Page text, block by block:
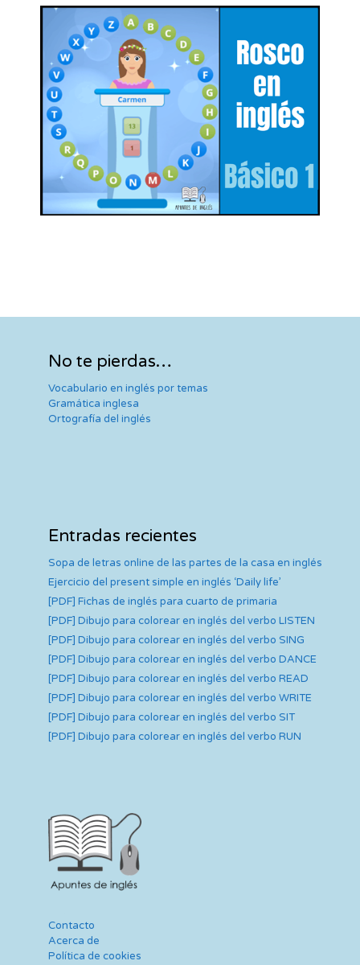
No te pierdas…
Vocabulario en inglés por temas
Gramática inglesa
Ortografía del inglés
Entradas recientes
Sopa de letras online de las partes de la casa en inglés
Ejercicio del present simple en inglés ‘Daily life’
[PDF] Fichas de inglés para cuarto de primaria
[PDF] Dibujo para colorear en inglés del verbo LISTEN
[PDF] Dibujo para colorear en inglés del verbo SING
[PDF] Dibujo para colorear en inglés del verbo DANCE
[PDF] Dibujo para colorear en inglés del verbo READ
[PDF] Dibujo para colorear en inglés del verbo WRITE
[PDF] Dibujo para colorear en inglés del verbo SIT
[PDF] Dibujo para colorear en inglés del verbo RUN
Contacto
Acerca de
Política de cookies